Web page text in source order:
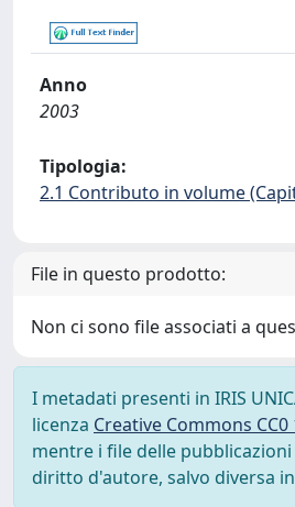
Anno
2003
Tipologia:
2.1 Contributo in volume
File in questo prodotto:
Non ci sono file associati a
I metadati presenti in IRIS
licenza Creative Commons
mentre i file delle
diritto d'autore, salvo diversa